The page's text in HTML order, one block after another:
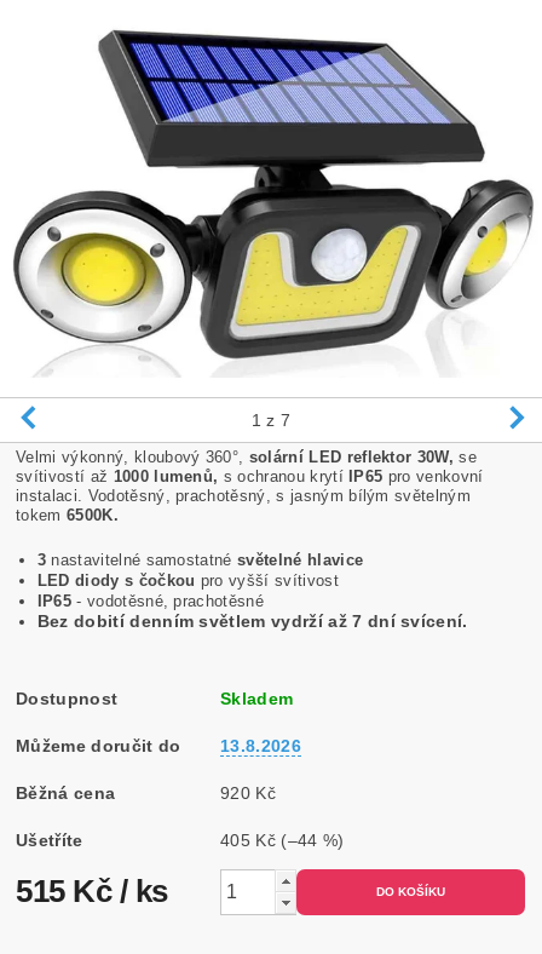
1 z 7
Velmi výkonný, kloubový 360°, solární LED reflektor 30W,se
svítivostí až 1000 lumenů, s ochranou krytíIP65 pro venkovní
instalaci. Vodotěsný, prachotěsný, s jasným bílým světelným
tokem 6500K.
3 nastavitelné samostatnésvětelné hlavice
LED diody s čočkou pro vyšší svítivost
IP65- vodotěsné, prachotěsné
Bez dobití denním světlem vydrží až 7 dní svícení.
Dostupnost Skladem
Můžeme doručit do 13.8.2026
Běžná cena 920 Kč
Ušetříte 405 Kč (–44 %)
515 Kč / ks